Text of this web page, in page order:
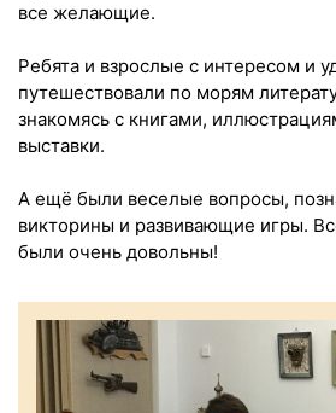
все желающие.
Ребята и взрослые с интересом и
путешествовали по морям
знакомясь с книгами,
выставки.
А ещё были веселые вопросы,
викторины и развивающие игры.
были очень довольны!